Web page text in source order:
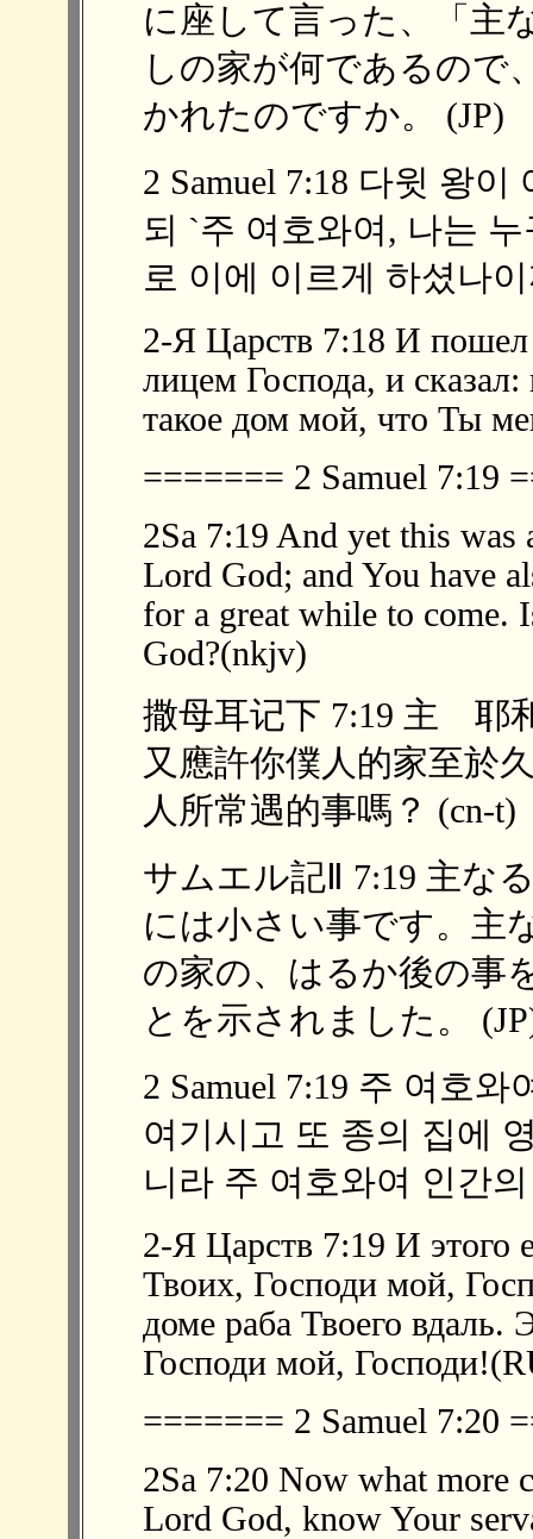
に座して言った、「主
しの家が何であるので
かれたのですか。 (JP)
2 Samuel 7:18 다윗 왕
되 `주 여호와여, 나는
로 이에 이르게 하셨나
2-Я Царств 7:18 И пошел
лицем Господа, и
такое дом мой, что Ты
======= 2 Samuel 7:19
2Sa 7:19 And yet this
Lord God; and You have
for a great while to come.
God?(nkjv)
撒母耳记下 7:19 主 耶
又應許你僕人的家至
人所常遇的事嗎？ (cn-t)
サムエル記Ⅱ 7:19 主な
には小さい事です。主
の家の、はるか後の事
とを示されました。
2 Samuel 7:19 주 여호
여기시고 또 종의 집에
니라 주 여호와여 인간
2-Я Царств 7:19 И этого
Твоих, Господи мой,
доме раба Твоего вдаль.
Господи мой,
======= 2 Samuel 7:20
2Sa 7:20 Now what more
Lord God, know Your